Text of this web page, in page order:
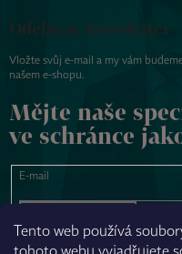
Tento web používá
Odebírat newsletter
Vložte svůj e-mail a my vám
našem e-shopu.
Mějte naše
ve schránce
E-mail